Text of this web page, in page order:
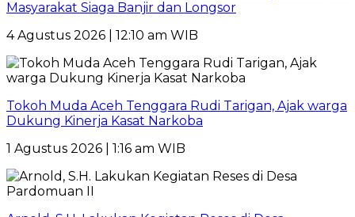
Masyarakat Siaga Banjir dan Longsor
4 Agustus 2026 | 12:10 am WIB
Tokoh Muda Aceh Tenggara Rudi Tarigan, Ajak warga
Dukung Kinerja Kasat Narkoba
1 Agustus 2026 | 1:16 am WIB